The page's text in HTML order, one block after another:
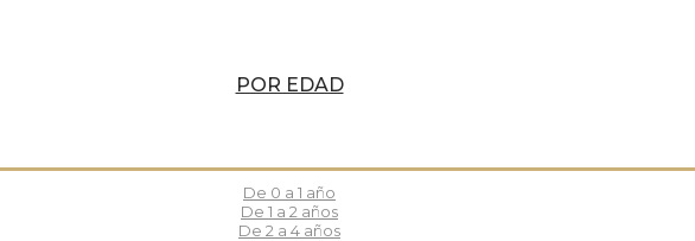
POR EDAD
De 0 a 1 año
De 1 a 2 años
De 2 a 4 años